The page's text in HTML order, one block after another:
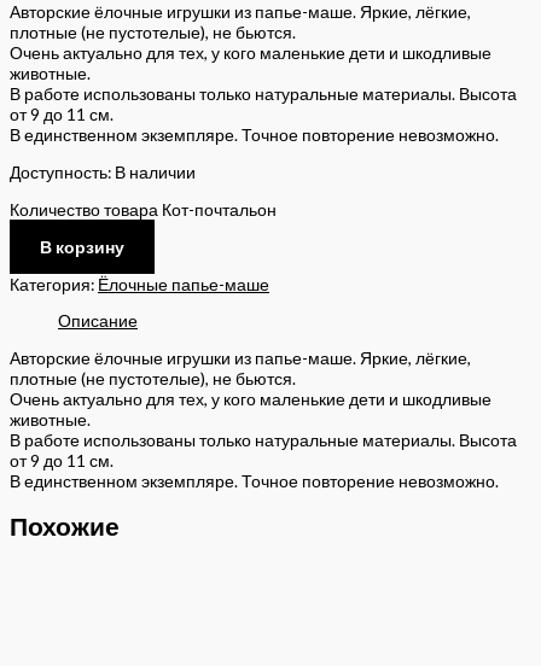
Авторские ёлочные игрушки из папье-маше. Яркие, лёгкие,
плотные (не пустотелые), не бьются.
Очень актуально для тех, у кого маленькие дети и шкодливые
животные.
В работе использованы только натуральные материалы. Высота
от 9 до 11 см.
В единственном экземпляре. Точное повторение невозможно.
Доступность: В наличии
Количество товара Кот-почтальон
В корзину
Категория: Ёлочные папье-маше
Описание
Авторские ёлочные игрушки из папье-маше. Яркие, лёгкие,
плотные (не пустотелые), не бьются.
Очень актуально для тех, у кого маленькие дети и шкодливые
животные.
В работе использованы только натуральные материалы. Высота
от 9 до 11 см.
В единственном экземпляре. Точное повторение невозможно.
Похожие